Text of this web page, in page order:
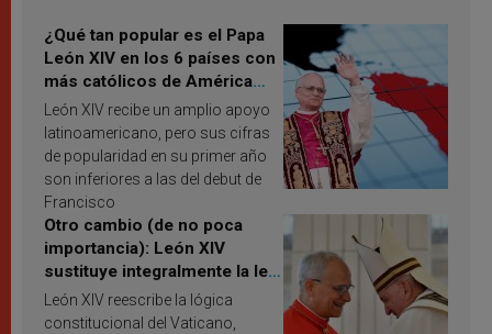
¿Qué tan popular es el Papa
León XIV en los 6 países con
más católicos de América
Latina en 2026? Publican
resultados de investigación
León XIV recibe un amplio apoyo
latinoamericano, pero sus cifras
de popularidad en su primer año
son inferiores a las del debut de
Francisco
Otro cambio (de no poca
importancia): León XIV
sustituye integralmente la ley
vaticana de Papa Francisco
León XIV reescribe la lógica
constitucional del Vaticano,